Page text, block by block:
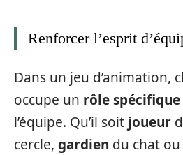
Renforcer l’esprit
Dans un jeu d’animation,
occupe un rôle spécifique
l’équipe. Qu’il soit joueur
cercle, gardien du chat ou